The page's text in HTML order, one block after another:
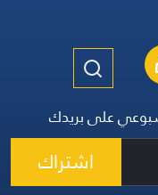
على بريدك
اشتراك